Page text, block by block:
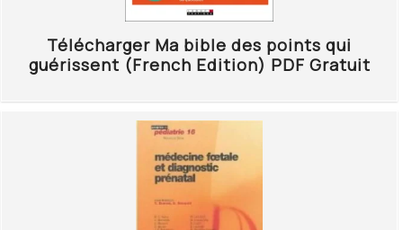
Télécharger Ma bible des points qui
guérissent (French Edition) PDF Gratuit